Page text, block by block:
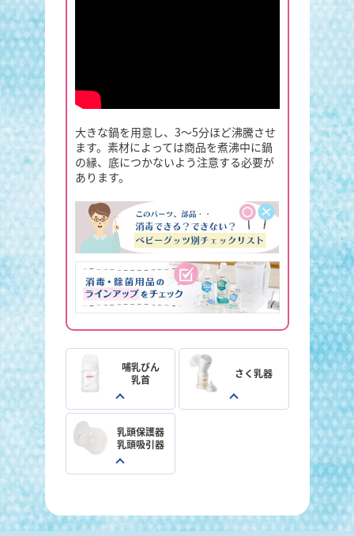
大きな鍋を用意し、3～5分ほど沸騰させ
ます。素材によっては商品を煮沸中に鍋
の縁、底につかないよう注意する必要が
あります。
哺乳びん
乳首
さく乳器
乳頭保護器
乳頭吸引器